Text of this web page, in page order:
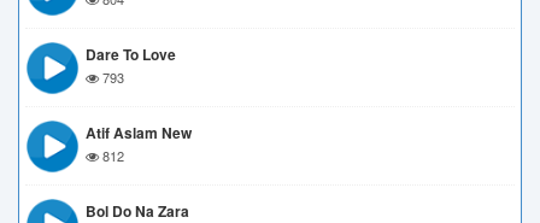
Dare To Love
793
Atif Aslam New
812
Bol Do Na Zara